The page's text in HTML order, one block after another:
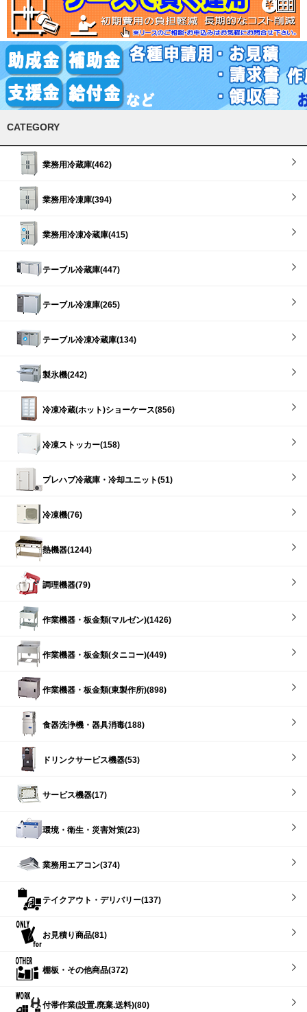
CATEGORY
業務用冷蔵庫(462)
業務用冷凍庫(394)
業務用冷凍冷蔵庫(415)
テーブル冷蔵庫(447)
テーブル冷凍庫(265)
テーブル冷凍冷蔵庫(134)
製氷機(242)
冷凍冷蔵(ホット)ショーケース(856)
冷凍ストッカー(158)
プレハブ冷蔵庫・冷却ユニット(51)
冷凍機(76)
熱機器(1244)
調理機器(79)
作業機器・板金類(マルゼン)(1426)
作業機器・板金類(タニコー)(449)
作業機器・板金類(東製作所)(898)
食器洗浄機・器具消毒(188)
ドリンクサービス機器(53)
サービス機器(17)
環境・衛生・災害対策(23)
業務用エアコン(374)
テイクアウト・デリバリー(137)
お見積り商品(81)
棚板・その他商品(372)
付帯作業(設置.廃棄.送料)(80)